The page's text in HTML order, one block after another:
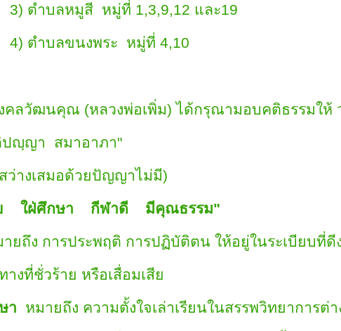
สี หมู่ที่ 1,3,9,12 และ19
นงพระ หมู่ที่ 4,10
คลวัฒนคุณ (หลวงพ่อเพิ่ม) ได้กรุณามอบคติธรรมให้
สมาอาภา"
สมอด้วยปัญญาไม่มี)
ใฝ่ศึกษา กีฬาดี มีคุณธรรม"
ยถึง การประพฤติ การปฏิบัติตน ให้อยู่ในระเบียบที่
ร้าย หรือเสื่อมเสีย
า หมายถึง ความตั้งใจเล่าเรียนในสรรพวิทยาการต่